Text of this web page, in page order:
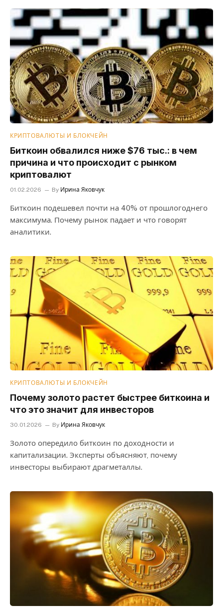
КРИПТОВАЛЮТЫ И БЛОКЧЕЙН
Биткоин обвалился ниже $76 тыс.: в чем
причина и что происходит с рынком
криптовалют
01.02.2026 By Ирина Яковчук
Биткоин подешевел почти на 40% от прошлогоднего
максимума. Почему рынок падает и что говорят
аналитики.
КРИПТОВАЛЮТЫ И БЛОКЧЕЙН
Почему золото растет быстрее биткоина и
что это значит для инвесторов
30.01.2026 By Ирина Яковчук
Золото опередило биткоин по доходности и
капитализации. Эксперты объясняют, почему
инвесторы выбирают драгметаллы.